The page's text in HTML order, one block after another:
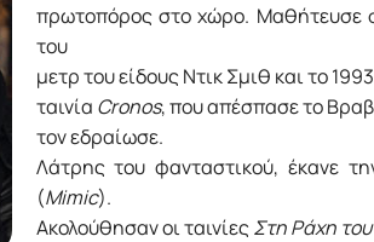
πρωτοπόρος στο χώρο. Μαθήτευσε
του
μετρ του είδους Ντικ Σμιθ και το
ταινία Cronos, που απέσπασε το
τον εδραίωσε.
Λάτρης του φανταστικού, έκανε
(Mimic).
Ακολούθησαν οι ταινίεςΣτη Ράχη